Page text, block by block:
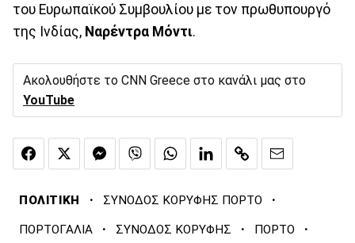
του Ευρωπαϊκού Συμβουλίου με τον πρωθυπουργό
της Ινδίας, Ναρέντρα Μόντι.
Ακολουθήστε το CNN Greece στο κανάλι μας στο
YouTube
ΠΟΛΙΤΙΚΗ · ΣΥΝΟΔΟΣ ΚΟΡΥΦΗΣ ΠΟΡΤΟ ·
ΠΟΡΤΟΓΑΛΙΑ · ΣΥΝΟΔΟΣ ΚΟΡΥΦΗΣ · ΠΟΡΤΟ ·